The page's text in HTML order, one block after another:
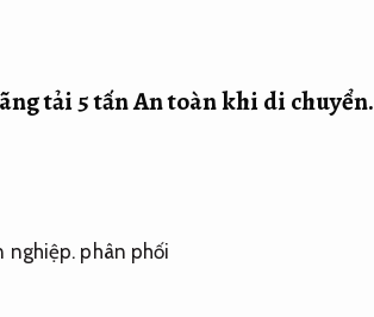
tải 5 tấnAn toàn khi di chuyển.
nghiệp. phân phối